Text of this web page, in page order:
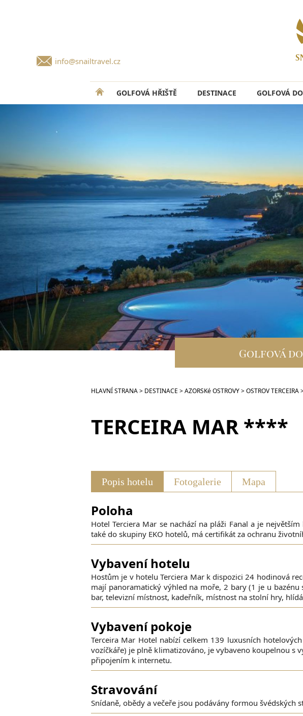
info@snailtravel.cz
GOLFOVÁ HŘIŠTĚ DESTINACE GOLFOVÁ
Golfová
HLAVNÍ STRANA> DESTINACE >AZORSKé OSTROVY>OSTROV TERCEIRA
TERCEIRA MAR ****
Popis hotelu Fotogalerie Mapa
Poloha
Hotel Terciera Mar se nachází na pláži Fanal a je
také do skupiny EKO hotelů, má certifikát za ochranu
Vybavení hotelu
Hostům je v hotelu Terciera Mar k dispozici 24 hodinová
mají panoramatický výhled na moře, 2 bary (1 je u
bar, televizní místnost, kadeřník, místnost na stolní hry,
Vybavení pokoje
Terceira Mar Hotel nabízí celkem 139 luxusních
vozíčkáře) je plně klimatizováno, je vybaveno koupelnou s
připojením k internetu.
Stravování
​Snídaně, obědy a večeře jsou podávány formou švédských